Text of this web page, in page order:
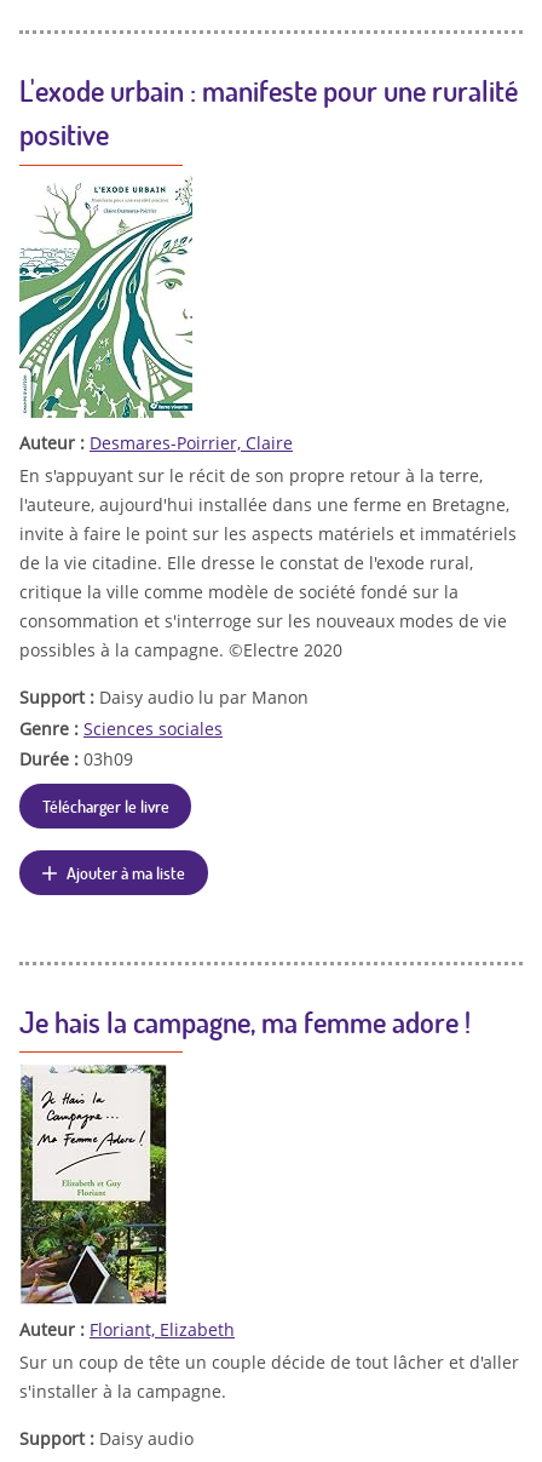
L'exode urbain : manifeste pour une ruralité
positive
Auteur : Desmares-Poirrier, Claire
En s'appuyant sur le récit de son propre retour à la terre,
l'auteure, aujourd'hui installée dans une ferme en Bretagne,
invite à faire le point sur les aspects matériels et immatériels
de la vie citadine. Elle dresse le constat de l'exode rural,
critique la ville comme modèle de société fondé sur la
consommation et s'interroge sur les nouveaux modes de vie
possibles à la campagne. ©Electre 2020
Support : Daisy audio lu par Manon
Genre : Sciences sociales
Durée : 03h09
Télécharger le livre
Ajouter à ma liste
Je hais la campagne, ma femme adore !
Auteur : Floriant, Elizabeth
Sur un coup de tête un couple décide de tout lâcher et d'aller
s'installer à la campagne.
Support : Daisy audio